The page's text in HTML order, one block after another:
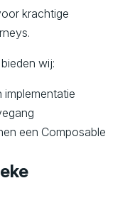
krachtige
wij:
implementatie
een Composable